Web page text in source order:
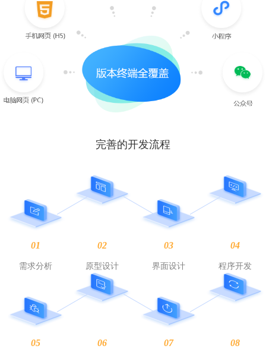
完善的开发流程
01
需求分析
02
原型设计
03
界面设计
04
程序开发
05 06 07 08